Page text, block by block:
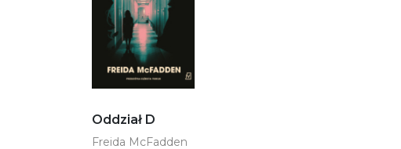
Oddział D
Freida McFadden